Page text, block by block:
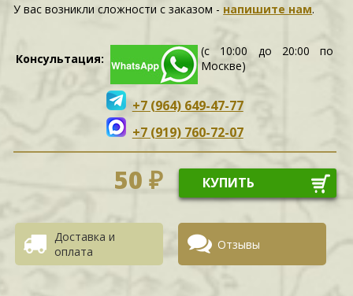
У вас возникли сложности c заказом - напишите нам.
Консультация:
(с 10:00 до 20:00 по
Москве)
+7 (964) 649-47-77
+7 (919) 760-72-07
50 ₽ КУПИТЬ
Доставка и
оплата
Отзывы